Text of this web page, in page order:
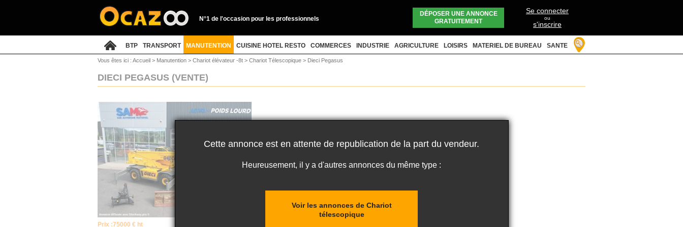
N°1 de l'occasion pour les professionnels
DÉPOSER UNE ANNONCE
GRATUITEMENT
Se connecter
ou
s'inscrire
BTP TRANSPORT MANUTENTION CUISINE HOTEL RESTO COMMERCES INDUSTRIE AGRICULTURE LOISIRS MATERIEL DE BUREAU SANTE
Vous êtes ici : Accueil > Manutention > Chariot élévateur -8t > Chariot Télescopique > Dieci Pegasus
DIECI PEGASUS (VENTE)
Prix :75000 € ht
Cette annonce est en attente de republication de la part du vendeur.
Heureusement, il y a d'autres annonces du même type :
Voir les annonces de Chariot
télescopique